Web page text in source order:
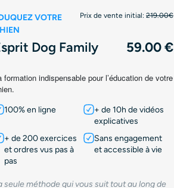
VOTRE
Prix de vente initial: 219.00€
Dog Family 59.00 €
formation indispensable pour l’éducation de votre
100% en ligne
+ de 10h de vidéos
explicatives
+ de 200 exercices
et ordres vus pas à
pas
Sans engagement
et accessible à vie
seule méthode qui vous suit tout au long de